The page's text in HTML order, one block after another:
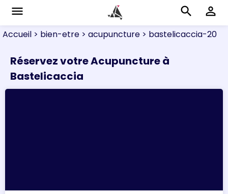
menu search perm_identity
Accueil > bien-etre > acupuncture > bastelicaccia-20
Réservez votre Acupuncture à
Bastelicaccia